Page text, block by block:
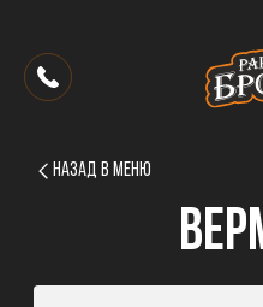
НАЗАД В МЕНЮ